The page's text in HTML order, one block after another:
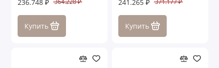
236.748 ₽ 364.228 ₽
Купить
241.265 ₽ 371.177 ₽
Купить